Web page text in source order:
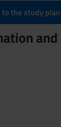
to the study plan